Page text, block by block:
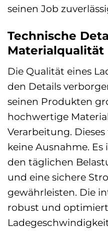
seinen Job
Technische
Materialqualität
Die Qualität eines
den Details
seinen Produkten
hochwertige
Verarbeitung.
keine Ausnahme. Es
den täglichen
und eine sichere
gewährleisten. Die
robust und